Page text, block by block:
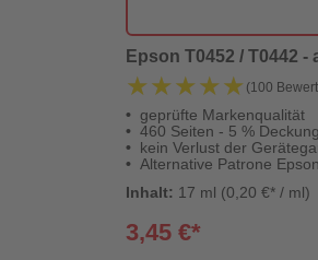
Epson T0452 / T0442
★★★★★
★★★★★ (100
geprüfte Markenqualität
460 Seiten - 5 % Deckung
kein Verlust der
Alternative Patrone
Inhalt: 17 ml (0,20 €* / ml)
3,45 €*